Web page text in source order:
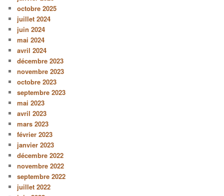
octobre 2025
juillet 2024
juin 2024
mai 2024
avril 2024
décembre 2023
novembre 2023
octobre 2023
septembre 2023
mai 2023
avril 2023
mars 2023
février 2023
janvier 2023
décembre 2022
novembre 2022
septembre 2022
juillet 2022